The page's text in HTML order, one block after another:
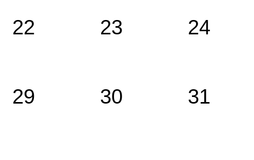
22 23 24
29 30 31